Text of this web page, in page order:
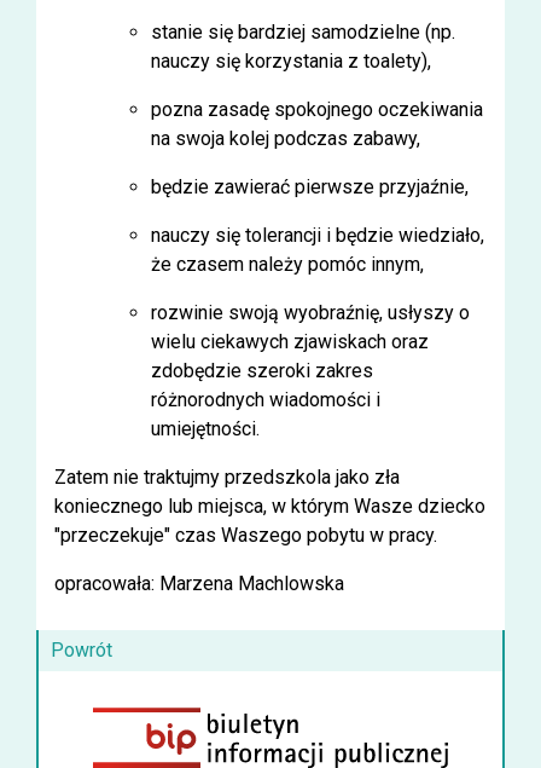
stanie się bardziej samodzielne (np.
nauczy się korzystania z toalety),
pozna zasadę spokojnego oczekiwania
na swoja kolej podczas zabawy,
będzie zawierać pierwsze przyjaźnie,
nauczy się tolerancji i będzie wiedziało,
że czasem należy pomóc innym,
rozwinie swoją wyobraźnię, usłyszy o
wielu ciekawych zjawiskach oraz
zdobędzie szeroki zakres
różnorodnych wiadomości i
umiejętności.
Zatem nie traktujmy przedszkola jako zła
koniecznego lub miejsca, w którym Wasze dziecko
"przeczekuje" czas Waszego pobytu w pracy.
opracowała: Marzena Machlowska
Powrót